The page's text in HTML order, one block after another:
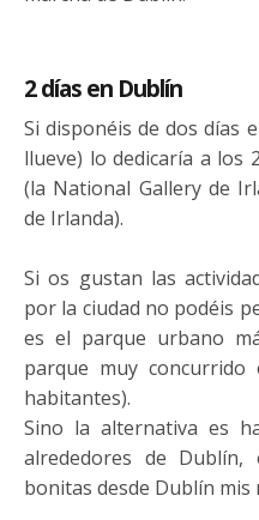
2 días en Dublín
Si disponéis de dos días
llueve) lo dedicaría a los
(la National Gallery de
de Irlanda).
Si os gustan las
por la ciudad no podéis
es el parque urbano
parque muy
habitantes).
Sino la alternativa es
alrededores de Dublín,
bonitas desde Dublín mis